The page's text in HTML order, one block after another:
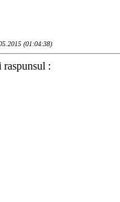
(01:04:38)
raspunsul :